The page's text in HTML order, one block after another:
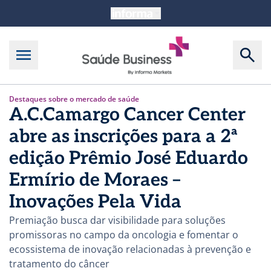
Destaques sobre o mercado de saúde
A.C.Camargo Cancer Center
abre as inscrições para a 2ª
edição Prêmio José Eduardo
Ermírio de Moraes –
Inovações Pela Vida
Premiação busca dar visibilidade para soluções
promissoras no campo da oncologia e fomentar o
ecossistema de inovação relacionadas à prevenção e
tratamento do câncer